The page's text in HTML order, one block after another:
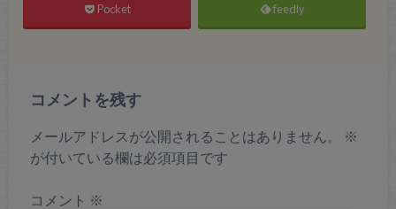
Pocket feedly
コメントを残す
メールアドレスが公開されることはありません。
※
が付いている欄は必須項目です
コメント ※